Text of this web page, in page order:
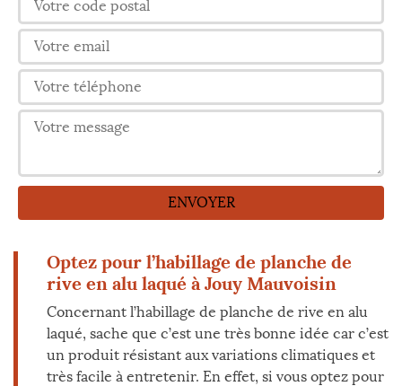
Optez pour l’habillage de planche de
rive en alu laqué à Jouy Mauvoisin
Concernant l’habillage de planche de rive en alu
laqué, sache que c’est une très bonne idée car c’est
un produit résistant aux variations climatiques et
très facile à entretenir. En effet, si vous optez pour